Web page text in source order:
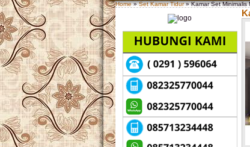
Home»Set Kamar Tidur» Kamar Set Minimalis